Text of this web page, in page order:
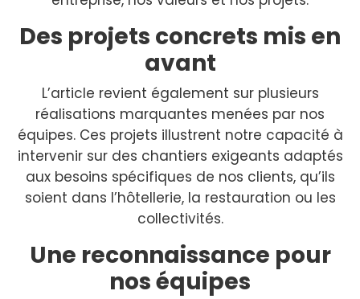
Des projets concrets mis en
avant
L’article revient également sur plusieurs
réalisations marquantes menées par nos
équipes. Ces projets illustrent notre capacité à
intervenir sur des chantiers exigeants adaptés
aux besoins spécifiques de nos clients, qu’ils
soient dans l’hôtellerie, la restauration ou les
collectivités.
Une reconnaissance pour
nos équipes